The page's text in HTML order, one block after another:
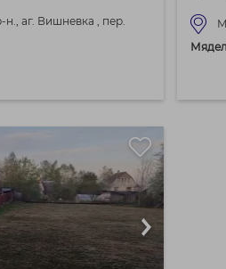
аг. Вишневка , пер.